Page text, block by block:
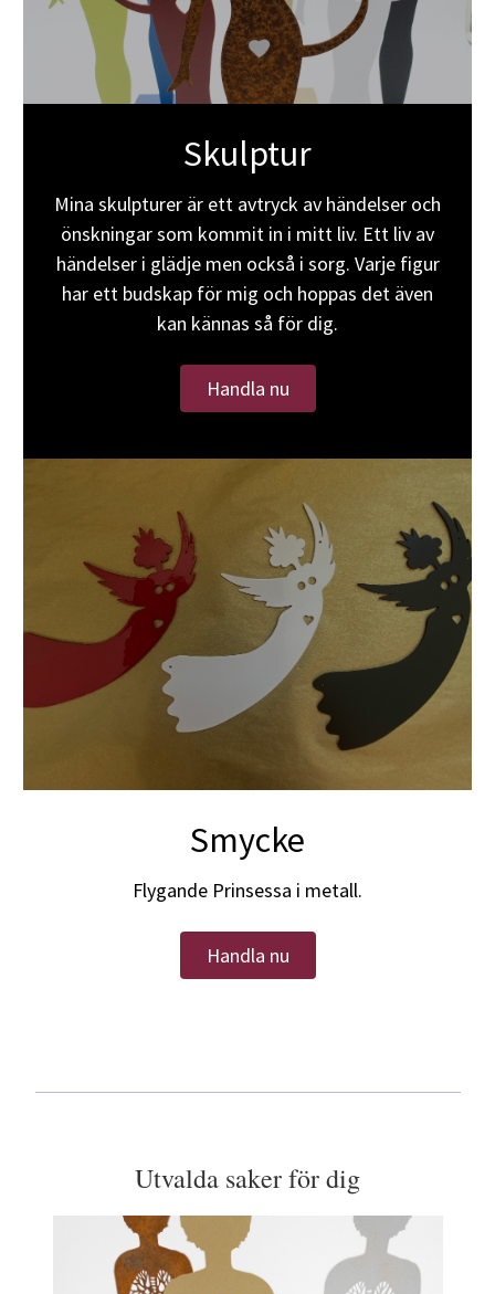
Skulptur
Mina skulpturer är ett avtryck av händelser och
önskningar som kommit in i mitt liv. Ett liv av
händelser i glädje men också i sorg. Varje figur
har ett budskap för mig och hoppas det även
kan kännas så för dig.
Handla nu
Smycke
Flygande Prinsessa i metall.
Handla nu
Utvalda saker för dig